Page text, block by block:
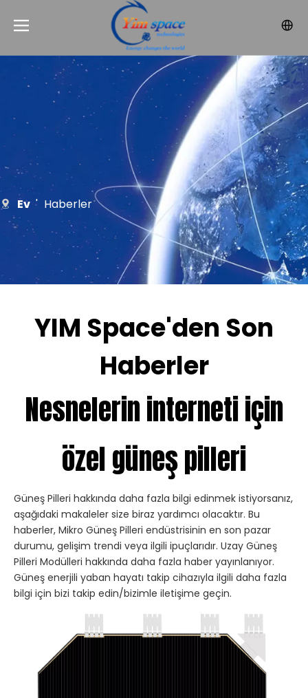
Ev ' Haberler
YIM Space'den Son
Haberler
Nesnelerin interneti için
özel güneş pilleri
Güneş Pilleri hakkında daha fazla bilgi edinmek istiyorsanız,
aşağıdaki makaleler size biraz yardımcı olacaktır. Bu
haberler, Mikro Güneş Pilleri endüstrisinin en son pazar
durumu, gelişim trendi veya ilgili ipuçlarıdır. Uzay Güneş
Pilleri Modülleri hakkında daha fazla haber yayınlanıyor.
Güneş enerjili yaban hayatı takip cihazıyla ilgili daha fazla
bilgi için bizi takip edin/bizimle iletişime geçin.